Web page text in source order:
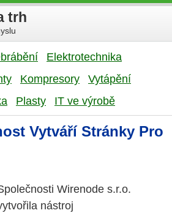
trh
Elektrotechnika
Kompresory
Vytápění
Plasty IT ve výrobě
Vytváří Stránky Pro
Wirenode s.r.o.
nástroj